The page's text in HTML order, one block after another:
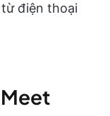
điện thoại